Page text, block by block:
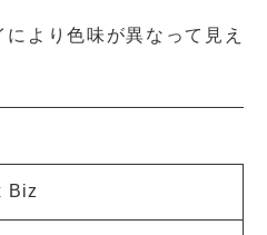
より色味が異なって見え
Biz